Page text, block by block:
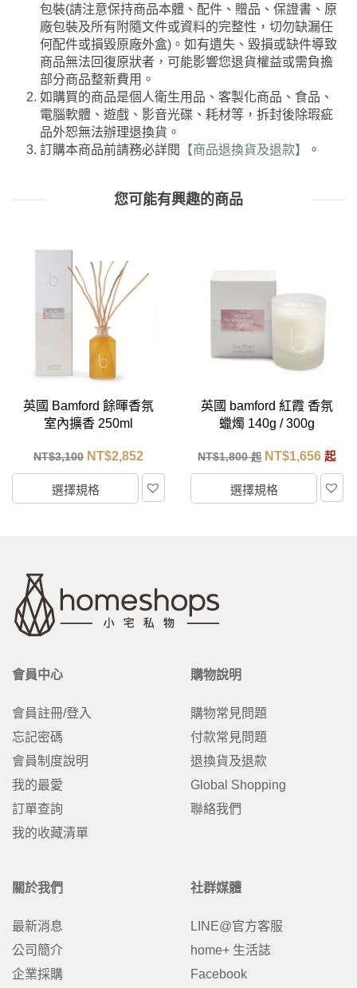
包裝(請注意保持商品本體、配件、贈品、保證書、原
廠包裝及所有附隨文件或資料的完整性，切勿缺漏任
何配件或損毀原廠外盒)。如有遺失、毀損或缺件導致
商品無法回復原狀者，可能影響您退貨權益或需負擔
部分商品整新費用。
如購買的商品是個人衛生用品、客製化商品、食品、
電腦軟體、遊戲、影音光碟、耗材等，拆封後除瑕疵
品外恕無法辦理退換貨。
訂購本商品前請務必詳閱
【商品退換貨及退款】 。
您可能有興趣的商品
餘暉香氛
內擴香 250ml
NT$2,852
英國 bamford 紅霞 香氛
蠟燭 140g / 300g
起 NT$1,656起
英國
會員中心
會員註冊/登入
忘記密碼
會員制度說明
我的最愛
訂單查詢
我的收藏清單
購物說明
購物常見問題
付款常見問題
退換貨及退款
Global Shopping
聯絡我們
關於我們
最新消息
公司簡介
企業採購
社群媒體
LINE@官方客服
home+ 生活誌
Facebook